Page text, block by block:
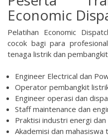
Economic
Pelatihan Economic
cocok bagi para
tenaga listrik dan
Engineer Electrical dan
Operator pembangkit
Engineer operasi dan
Staff maintenance dan
Praktisi industri energi
Akademisi dan mahasiswa